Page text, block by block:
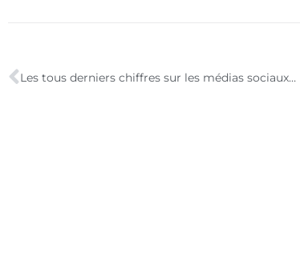
Les tous derniers chiffres sur les médias sociaux…